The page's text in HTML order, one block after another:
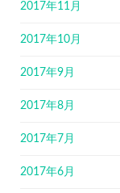
2017年11月
2017年10月
2017年9月
2017年8月
2017年7月
2017年6月